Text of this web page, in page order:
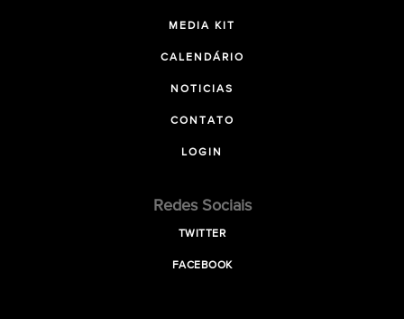
MEDIA KIT
CALENDÁRIO
NOTICIAS
CONTATO
LOGIN
Redes Sociais
TWITTER
FACEBOOK